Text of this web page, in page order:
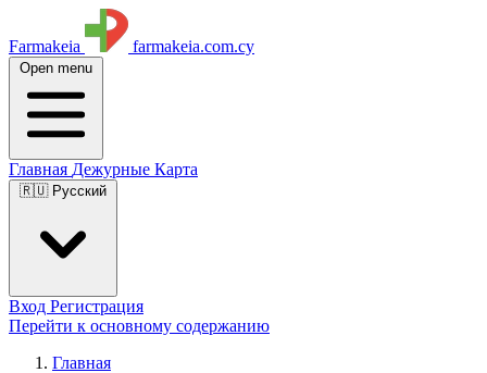
Farmakeia farmakeia.com.cy
Open menu
Главная Дежурные Карта
🇷🇺 Русский
Вход Регистрация
Перейти к основному содержанию
Главная